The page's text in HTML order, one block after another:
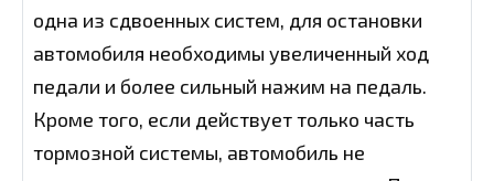
одна из сдвоенных систем, для остановки
автомобиля необходимы увеличенный ход
педали и более сильный нажим на педаль.
Кроме того, если действует только часть
тормозной системы, автомобиль не